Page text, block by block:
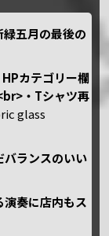
五月の最後の
カテゴリー欄
・Tシャツ再
glass
バランスのいい
奏に店内もス